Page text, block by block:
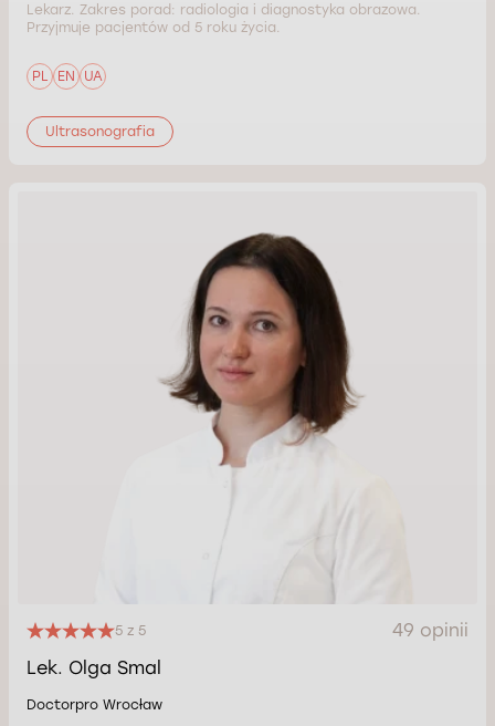
Lekarz. Zakres porad: radiologia i diagnostyka obrazowa.
Przyjmuje pacjentów od 5 roku życia.
PL EN UA
Ultrasonografia
5 z 5
49 opinii
Lek. Olga Smal
Doctorpro Wrocław